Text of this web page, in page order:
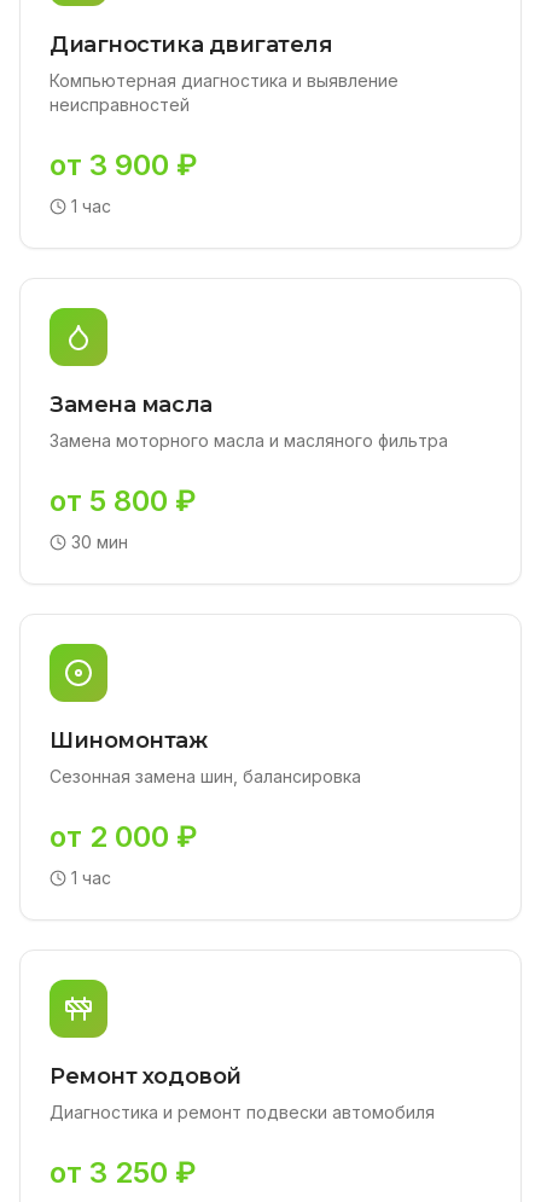
Диагностика двигателя
Компьютерная диагностика и выявление
неисправностей
от 3 900 ₽
1 час
Замена масла
Замена моторного масла и масляного фильтра
от 5 800 ₽
30 мин
Шиномонтаж
Сезонная замена шин, балансировка
от 2 000 ₽
1 час
Ремонт ходовой
Диагностика и ремонт подвески автомобиля
от 3 250 ₽